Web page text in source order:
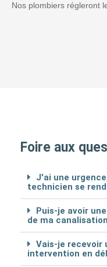
Nos plombiers régleront
Foire aux
J'ai une
technicien se
Puis-je avoir
de ma
Vais-je recevoir
intervention en